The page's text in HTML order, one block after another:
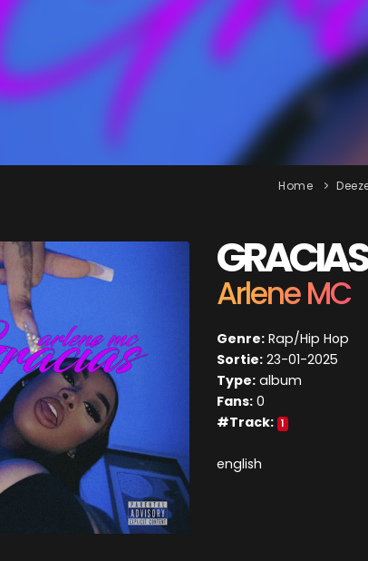
Home
GRACIAS
Arlene MC
Genre: Rap/Hip Hop
Sortie: 23-01-2025
Type: album
Fans: 0
#Track: 1
english